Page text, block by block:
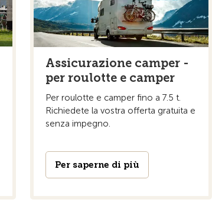
Assicurazione camper -
per roulotte e camper
Per roulotte e camper fino a 7.5 t.
Richiedete la vostra offerta gratuita e
senza impegno.
Per saperne di più